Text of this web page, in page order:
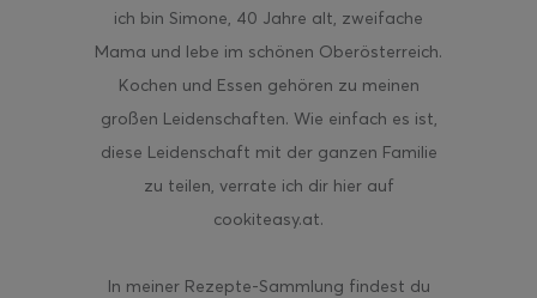
ich bin Simone, 40 Jahre alt, zweifache
Mama und lebe im schönen Oberösterreich.
Kochen und Essen gehören zu meinen
großen Leidenschaften. Wie einfach es ist,
diese Leidenschaft mit der ganzen Familie
zu teilen, verrate ich dir hier auf
cookiteasy.at.
In meiner Rezepte-Sammlung findest du